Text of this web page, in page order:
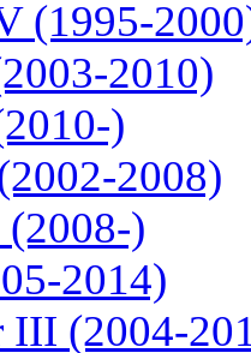
(1995-
2010)
)
2008)
)
2014)
III (2004-